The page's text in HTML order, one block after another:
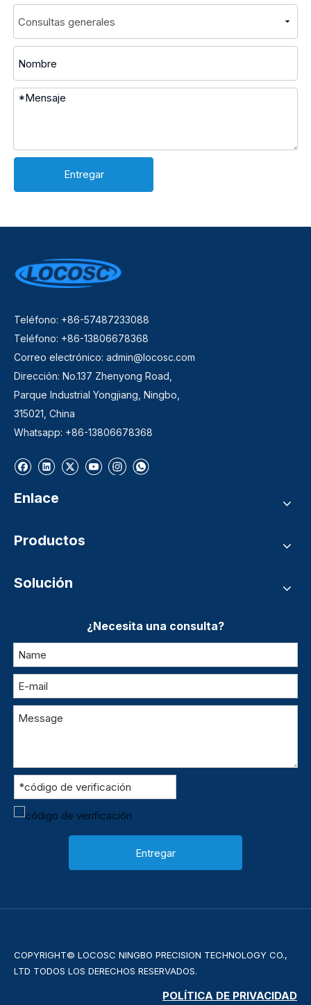
Entregar
Teléfono: +86-57487233088
Teléfono: +86-13806678368
Correo electrónico: admin@locosc.com
Dirección: No.137 Zhenyong Road,
Parque Industrial Yongjiang, Ningbo,
315021, China
Whatsapp: +86-13806678368
Enlace
Productos
Solución
¿Necesita una consulta?
Entregar
COPYRIGHT© LOCOSC NINGBO PRECISION TECHNOLOGY CO.,
LTD TODOS LOS DERECHOS RESERVADOS.
POLÍTICA DE PRIVACIDAD